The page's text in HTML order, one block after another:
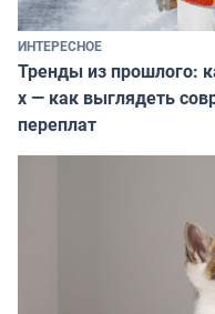
ИНТЕРЕСНОЕ
Тренды из прошлого:
х — как выглядеть
переплат